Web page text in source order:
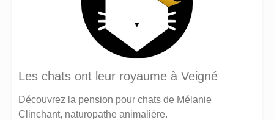
Les chats ont leur royaume à Veigné
Découvrez la pension pour chats de Mélanie
Clinchant, naturopathe animalière.